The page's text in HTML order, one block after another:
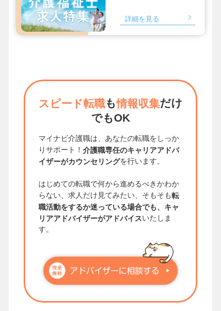
詳細を見る
スピード転職も情報収集だけ
でもOK
マイナビ介護職は、あなたの転職をしっか
りサポート！ 介護職専任のキャリアアドバ
イザーがカウンセリングを行います。
はじめての転職で何から進めるべきかわか
らない、求人だけ見てみたい、そもそも転
職活動をするか迷っている場合でも、キャ
リアアドバイザーがアドバイスいたしま
す。